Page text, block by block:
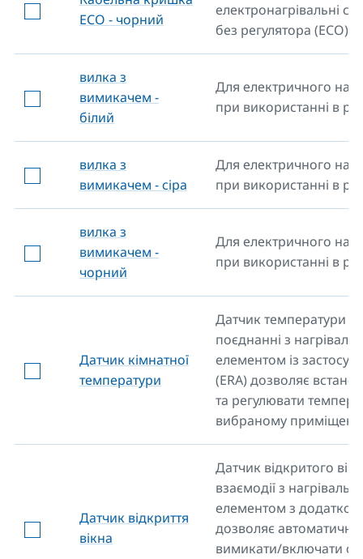
ECO - чорний
електронагрівальні
без регулятора (ECO).
вилка з
вимикачем -
білий
Для електричного
при використанні в
вилка з
вимикачем - сіра
Для електричного
при використанні в
вилка з
вимикачем -
чорний
Для електричного
при використанні в
Датчик кімнатної
температури
Датчик температури у
поєднанні з
елементом із
(ERA) дозволяє
та регулювати
вибраному
Датчик відкриття
вікна
Датчик відкритого
взаємодії з
елементом з додатком
дозволяє автоматично
вимикати/включати